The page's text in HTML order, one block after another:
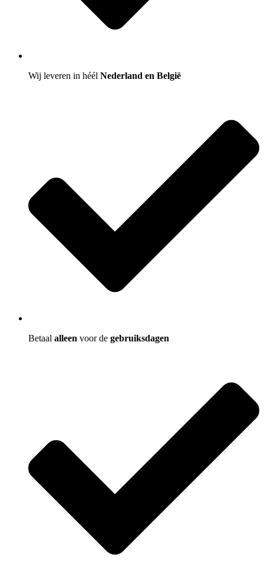
Wij leveren in héél Nederland en België
Betaal alleen voor de gebruiksdagen